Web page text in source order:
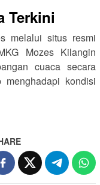
Terkini
melalui situs resmi
Mozes Kilangin
cuaca secara
kondisi